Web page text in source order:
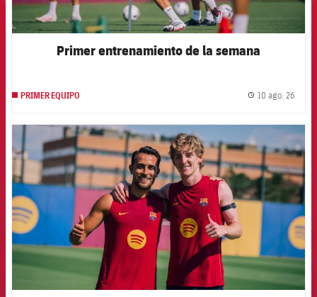
Primer entrenamiento de la semana
PRIMER EQUIPO 10 ago. 26
FCB Barcelona badge